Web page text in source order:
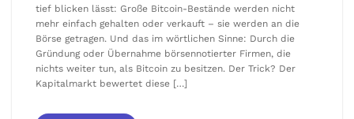
tief blicken lässt: Große Bitcoin-Bestände werden nicht
mehr einfach gehalten oder verkauft – sie werden an die
Börse getragen. Und das im wörtlichen Sinne: Durch die
Gründung oder Übernahme börsennotierter Firmen, die
nichts weiter tun, als Bitcoin zu besitzen. Der Trick? Der
Kapitalmarkt bewertet diese […]